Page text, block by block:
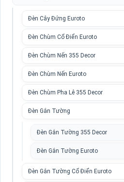
Đèn Cây Đứng Euroto
Đèn Chùm Cổ Điển Euroto
Đèn Chùm Nến 355 Decor
Đèn Chùm Nến Euroto
Đèn Chùm Pha Lê 355 Decor
Đèn Gắn Tường
Đèn Gắn Tường 355 Decor
Đèn Gắn Tường Euroto
Đèn Gắn Tường Cổ Điển Euroto